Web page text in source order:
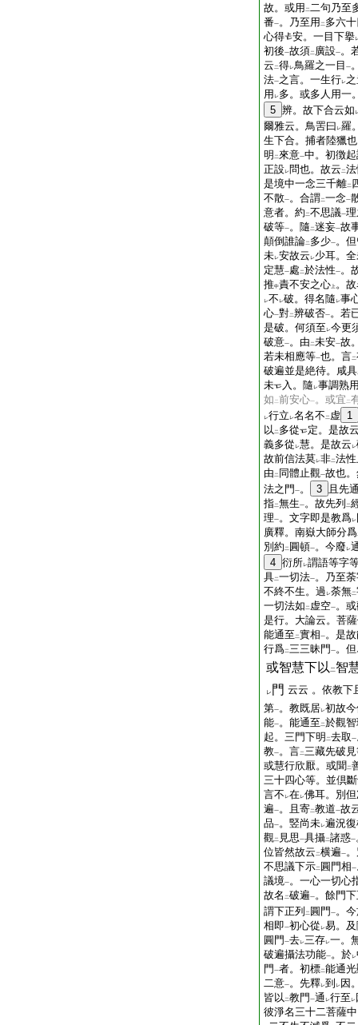
故。或用 二二句乃至
番一。乃至用 二 多六
心得
安。一目下擧
初後一故須二 廣設一。
云 二得レ鳥羅之一目 一
法一之言。一生行レ
用 レ多。或多人用一
5 辨。故下合云如
爾雅云。鳥罟曰 レ羅
生下合。捕者陸獵
明 二來意一中。初徴
正設レ問也。故云 二
是境中一念三千離二
不散一。合謂二一念一
意者。約 二不思議一
破等一。隨 二迷妄一故
顛倒誰論二 多少一。
未レ安故云 レ少耳。
定慧一處 二於法性一。
推中責不安之心 上 。
レ不 レ破。得名隨 レ事
心一對二辨破否一。若
是破。何須至 レ今更
破意一。由 二未安一故
若未相應等一也。言二
破遍並是絶待。咸具
未 入。隨 レ事調熟
如 二前安心一。或宜 二
レ行立 レ名名不 二 虚 1
以 二 多從
定。是故
義多從 レ慧。是故云 レ
故前信法莫レ非二法
由 二 同體止觀一故也
法之門 一。 3
且先
指二無生一。故先列 二
理一。文字即是教爲レ
廣釋。南嶽大師分爲
別約 二 圓頓一。今廢 レ
4 衍所レ謂語等字
具二一切法一。乃至
不終不生。過 レ荼無二
一切法如 二 虚空一。
是行。大論云。菩
能通至 二實相一。是
行爲二三三昧門 一。
或智慧下以 二智
レ 門 云云 。依教下
第一。教既居レ初故
能一。能通至 二於觀
起。三門下明 二去取一
教一。言二三藏先破
或慧行欣厭。或聞 二
三十四心等。並倶
言不 レ在レ佛耳。別
遍一。且寄二教道一故
品一。竪尚未レ遍況
觀二 見思一具攝二諸惑一
位皆然故云 二横遍一
不思議下示二 圓門相一
議境一。一心一切心
故名 二破遍一。餘門
謂下正列
二 圓門 一。
相即一初心從 レ易。
圓門 一去レ三存レ一。
破遍攝法功能一。於レ
門 一者。初標二能通
二意一。先釋レ到 レ 因
皆以 二教門 一通 レ行至 レ
彼淨名三十二菩薩